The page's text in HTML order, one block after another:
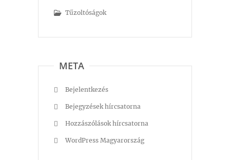
Tűzoltóságok
META
Bejelentkezés
Bejegyzések hírcsatorna
Hozzászólások hírcsatorna
WordPress Magyarország